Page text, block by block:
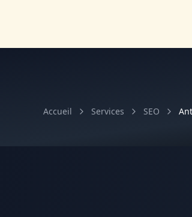
Accueil Services SEO